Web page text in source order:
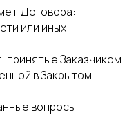
Договора:
или иных
принятые Заказчиком
в Закрытом
вопросы.